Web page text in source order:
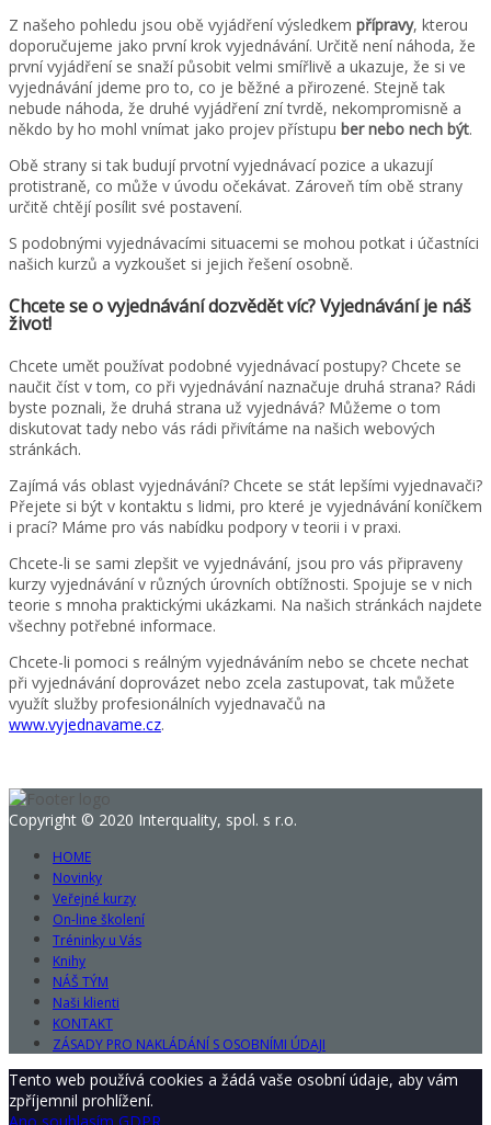
Z našeho pohledu jsou obě vyjádření výsledkem přípravy, kterou
doporučujeme jako první krok vyjednávání. Určitě není náhoda, že
první vyjádření se snaží působit velmi smířlivě a ukazuje, že si ve
vyjednávání jdeme pro to, co je běžné a přirozené. Stejně tak
nebude náhoda, že druhé vyjádření zní tvrdě, nekompromisně a
někdo by ho mohl vnímat jako projev přístupu ber nebo nech být.
Obě strany si tak budují prvotní vyjednávací pozice a ukazují
protistraně, co může v úvodu očekávat. Zároveň tím obě strany
určitě chtějí posílit své postavení.
S podobnými vyjednávacími situacemi se mohou potkat i účastníci
našich kurzů a vyzkoušet si jejich řešení osobně.
Chcete se o vyjednávání dozvědět víc? Vyjednávání je náš
život!
Chcete umět používat podobné vyjednávací postupy? Chcete se
naučit číst v tom, co při vyjednávání naznačuje druhá strana? Rádi
byste poznali, že druhá strana už vyjednává? Můžeme o tom
diskutovat tady nebo vás rádi přivítáme na našich webových
stránkách.
Zajímá vás oblast vyjednávání? Chcete se stát lepšími vyjednavači?
Přejete si být v kontaktu s lidmi, pro které je vyjednávání koníčkem
i prací? Máme pro vás nabídku podpory v teorii i v praxi.
Chcete-li se sami zlepšit ve vyjednávání, jsou pro vás připraveny
kurzy vyjednávání v různých úrovních obtížnosti. Spojuje se v nich
teorie s mnoha praktickými ukázkami. Na našich stránkách najdete
všechny potřebné informace.
Chcete-li pomoci s reálným vyjednáváním nebo se chcete nechat
při vyjednávání doprovázet nebo zcela zastupovat, tak můžete
využít služby profesionálních vyjednavačů na
www.vyjednavame.cz.
Copyright © 2020 Interquality, spol. s r.o.
HOME
Novinky
Veřejné kurzy
On-line školení
Tréninky u Vás
Knihy
NÁŠ TÝM
Naši klienti
KONTAKT
ZÁSADY PRO NAKLÁDÁNÍ S OSOBNÍMI ÚDAJI
Tento web používá cookies a žádá vaše osobní údaje, aby vám
zpříjemnil prohlížení.